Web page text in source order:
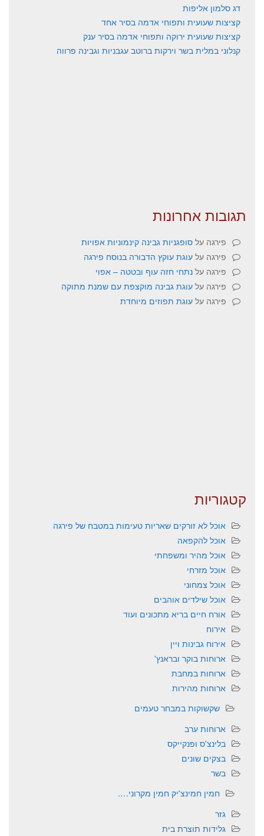
דג סלמון אליפות
קציצות שעועית ותפוחי אדמה בסיר אחד
קציצות שעועית ירוקה ותפוחי אדמה בסיר ענק
קנלוני במלית בשר וירקות ברוטב עגבניות וגבינה פרווה
תגובות אחרונות
פירגה על סופגניות גבינה קינמוניות אפויות
פירגה על עוגת עוקץ הדבורה בנוסח פירגה
פירגה על נתחי חזה עוף ובטטה – אפוי
פירגה על עוגת גבינה מוקצפת עם שמנת מתוקה
פירגה על עוגת תפוזים מיוחדת
קטגוריות
אוכל לא זורקים שאריות טעימות במטבח של פירגה
אוכל להקפאה
אוכל מהיר ומשפחתי
אוכל מזרחי
אוכל צמחוני
אוכל שילדים אוהבים
אורח חיים בריא מתכונים ועוד
אירוח
אירוח גבינות ויין
ארוחות בוקר ובראנץ'
ארוחות במחבת
ארוחות מהירות
שקשוקות במבחר טעמים
ארוחות ערב
בלינצ'ס ופנקייקס
בצקים שונים
בשר
חמין חמינצ'יק חמין מקרוני….
גזר
גלידות תוצרת בית